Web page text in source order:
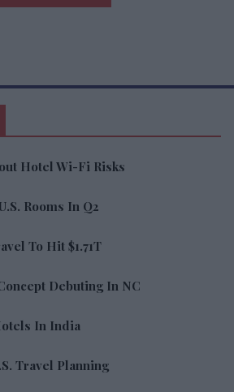
Hotel Wi-Fi Risks
Rooms In Q2
To Hit $1.71T
Debuting In NC
In India
Travel Planning